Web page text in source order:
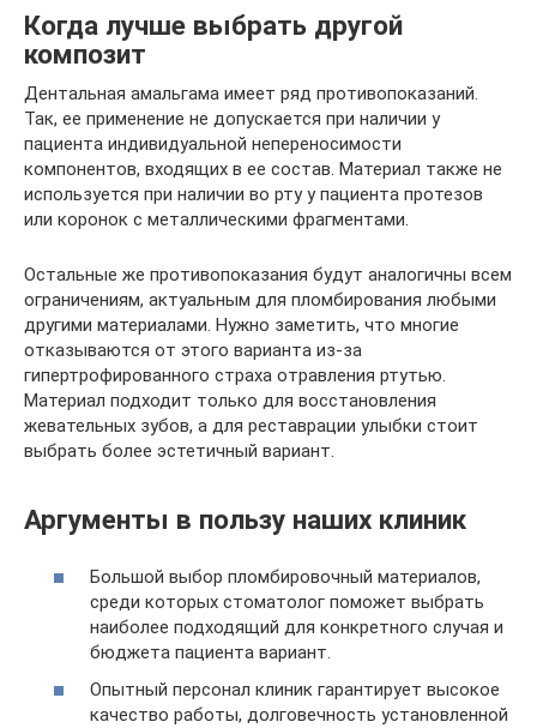
Когда лучше выбрать другой
композит
Дентальная амальгама имеет ряд противопоказаний.
Так, ее применение не допускается при наличии у
пациента индивидуальной непереносимости
компонентов, входящих в ее состав. Материал также не
используется при наличии во рту у пациента протезов
или коронок с металлическими фрагментами.
Остальные же противопоказания будут аналогичны всем
ограничениям, актуальным для пломбирования любыми
другими материалами. Нужно заметить, что многие
отказываются от этого варианта из-за
гипертрофированного страха отравления ртутью.
Материал подходит только для восстановления
жевательных зубов, а для реставрации улыбки стоит
выбрать более эстетичный вариант.
Аргументы в пользу наших клиник
Большой выбор пломбировочный материалов,
среди которых стоматолог поможет выбрать
наиболее подходящий для конкретного случая и
бюджета пациента вариант.
Опытный персонал клиник гарантирует высокое
качество работы, долговечность установленной